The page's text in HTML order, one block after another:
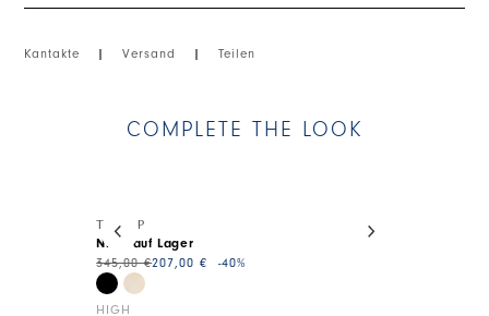
Kantakte | Versand | Teilen
COMPLETE THE LOOK
TROOP
HIGH
345,00 €207,00 € -40%
Nicht auf Lager